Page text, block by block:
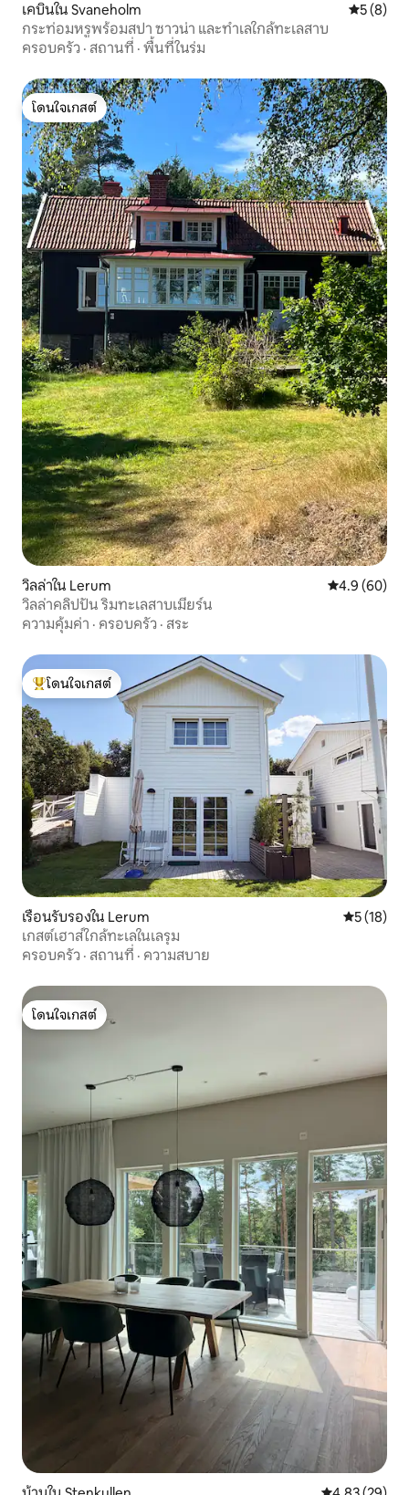
เคบินใน Svaneholm คะแนนเฉ
5 (8)
กระท่อมหรูพร้อมสปา ซาวน่า และทำเลใกล้ทะเลสาบ
ครอบครัว · สถานที่ · พื้นที่ในร่ม
โดนใจเกสต์
โดนใจเกสต์
วิลล่าใน Lerum คะแนนเฉลี่ย
4.9 (60)
วิลล่าคลิปปัน ริมทะเลสาบเมียร์น
ความคุ้มค่า · ครอบครัว · สระ
โดนใจเกสต์ที่สุด
โดนใจเกสต์
เรือนรับรองใน Lerum คะแนนเฉลี่
5 (18)
เกสต์เฮาส์ใกล้ทะเลในเลรุม
ครอบครัว · สถานที่ · ความสบาย
โดนใจเกสต์
โดนใจเกสต์